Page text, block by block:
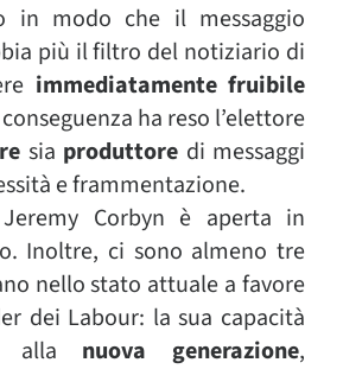
in modo che il messaggio
più il filtro del notiziario di
immediatamente fruibile
ha reso l’elettore
sia produttore di messaggi
e frammentazione.
Corbyn è aperta in
Inoltre, ci sono almeno tre
nello stato attuale a favore
dei Labour: la sua capacità
alla nuova generazione,